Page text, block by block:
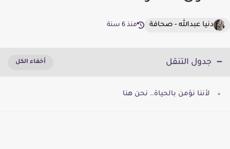
دنيا عبدالله - صحافة منذ 6 سنة
جدول التنقل
لأننا نؤمن بالحياة.. نحن هنا